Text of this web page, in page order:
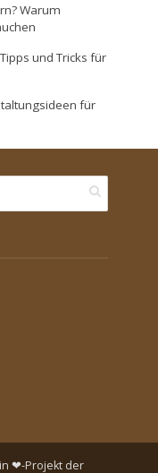
Warum
und Tricks für
für
❤-Projekt der